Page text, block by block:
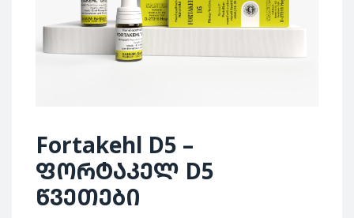
Fortakehl D5 –
ფორტაკელ D5
წვეთები